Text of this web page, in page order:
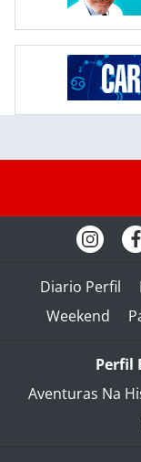
Diario Perfil
Weekend
Perfil
Aventuras Na